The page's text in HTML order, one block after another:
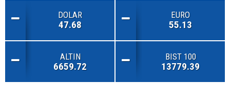
DOLAR
47.68
EURO
55.13
ALTIN
6659.72
BIST 100
13779.39